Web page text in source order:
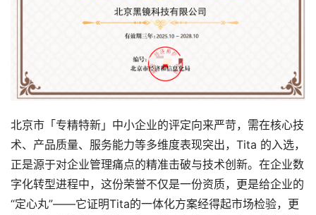
北京市「专精特新」中小企业的评定向来严苛，需在核心技
术、产品质量、服务能力等多维度表现突出，Tita 的入选，
正是源于对企业管理痛点的精准击破与技术创新。在企业数
字化转型进程中，这份荣誉不仅是一份资质，更是给企业的
“定心丸”——它证明Tita的一体化方案经得起市场检验，更